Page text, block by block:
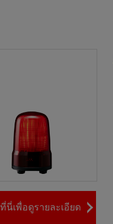
นี่เพื่อดูรายละเอียด